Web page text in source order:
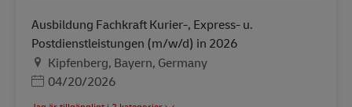
Ausbildung Fachkraft Kurier-, Express- u.
Postdienstleistungen (m/w/d) in 2026
PlatsKipfenberg, Bayern, Germany
Posted Date
04/20/2026